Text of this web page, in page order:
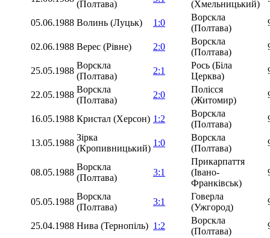
(Полтава)
(Хмельницький)
05.06.1988 Волинь (Луцьк) 1:0
Ворскла
(Полтава)
02.06.1988 Верес (Рівне) 2:0
Ворскла
(Полтава)
25.05.1988
Ворскла
(Полтава)
2:1
Рось (Біла
Церква)
22.05.1988
Ворскла
(Полтава)
2:0
Полісся
(Житомир)
16.05.1988 Кристал (Херсон) 1:2
Ворскла
(Полтава)
13.05.1988
Зірка
(Кропивницький)
1:0
Ворскла
(Полтава)
08.05.1988
Ворскла
(Полтава)
3:1
Прикарпаття
(Івано-
Франківськ)
05.05.1988
Ворскла
(Полтава)
3:1
Говерла
(Ужгород)
25.04.1988 Нива (Тернопіль) 1:2
Ворскла
(Полтава)